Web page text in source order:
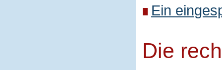
Ein
Die